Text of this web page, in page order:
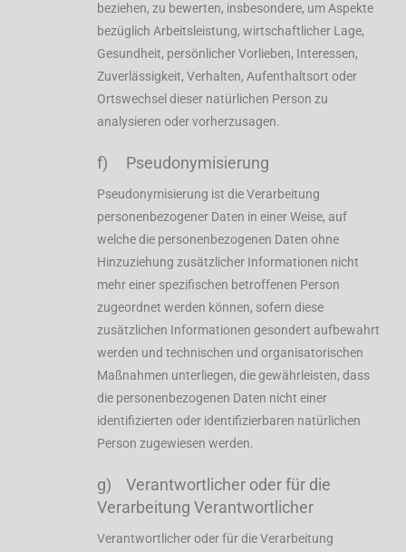
beziehen, zu bewerten, insbesondere, um Aspekte
bezüglich Arbeitsleistung, wirtschaftlicher Lage,
Gesundheit, persönlicher Vorlieben, Interessen,
Zuverlässigkeit, Verhalten, Aufenthaltsort oder
Ortswechsel dieser natürlichen Person zu
analysieren oder vorherzusagen.
f) Pseudonymisierung
Pseudonymisierung ist die Verarbeitung
personenbezogener Daten in einer Weise, auf
welche die personenbezogenen Daten ohne
Hinzuziehung zusätzlicher Informationen nicht
mehr einer spezifischen betroffenen Person
zugeordnet werden können, sofern diese
zusätzlichen Informationen gesondert aufbewahrt
werden und technischen und organisatorischen
Maßnahmen unterliegen, die gewährleisten, dass
die personenbezogenen Daten nicht einer
identifizierten oder identifizierbaren natürlichen
Person zugewiesen werden.
g) Verantwortlicher oder für die
Verarbeitung Verantwortlicher
Verantwortlicher oder für die Verarbeitung